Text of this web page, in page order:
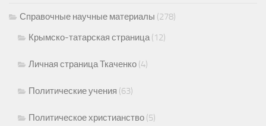
Справочные научные материалы (278)
Крымско-татарская страница(12)
Личная страница Ткаченко (4)
Политические учения (63)
Политическое христианство (5)